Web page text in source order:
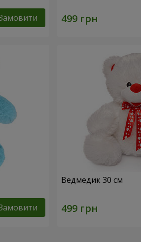
Ведмедик 30 см